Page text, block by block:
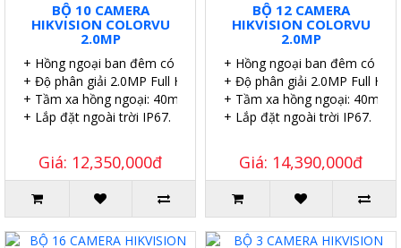
BỘ 10 CAMERA
HIKVISION COLORVU
2.0MP
+ Hồng ngoại ban đêm có màu.
+ Độ phân giải 2.0MP Full HD.
+ Tầm xa hồng ngoại: 40m.
+ Lắp đặt ngoài trời IP67.
Giá: 12,350,000đ
BỘ 12 CAMERA
HIKVISION COLORVU
2.0MP
+ Hồng ngoại ban đêm có
+ Độ phân giải 2.0MP Full HD.
+ Tầm xa hồng ngoại: 40m.
+ Lắp đặt ngoài trời IP67.
Giá: 14,390,000đ